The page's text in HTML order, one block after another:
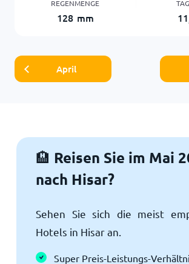
REGENMENGE
128 mm
April
🏨 Reisen Sie im Mai
nach Hisar?
Sehen Sie sich die meist
Hotels in Hisar an.
Super Preis-Leistungs-